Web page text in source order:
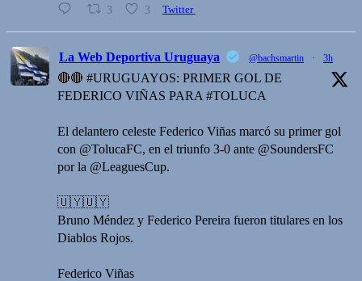
3 3 Twitter
La Web Deportiva Uruguaya @bachsmartin · 3h
🔴🔴 #URUGUAYOS: PRIMER GOL DE
FEDERICO VIÑAS PARA #TOLUCA
El delantero celeste Federico Viñas marcó su primer gol
con @TolucaFC, en el triunfo 3-0 ante @SoundersFC
por la @LeaguesCup.
🇺🇾🇺🇾
Bruno Méndez y Federico Pereira fueron titulares en los
Diablos Rojos.
Federico Viñas